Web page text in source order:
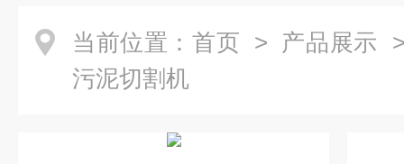
当前位置： 首页 > 产品展示
污泥切割机